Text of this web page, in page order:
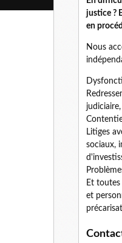
justice ?
en
Nous
Litiges
sociaux,
Et toutes
et